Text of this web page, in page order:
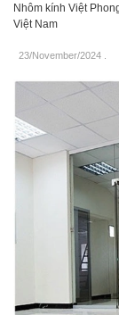
Nhôm kính Việt
Việt Nam
23/November/2024